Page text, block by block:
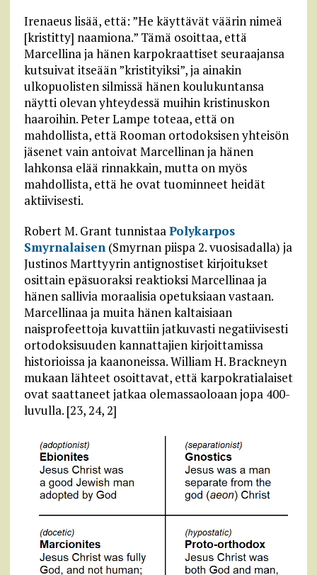
Irenaeus lisää, että: ”He käyttävät väärin nimeä
[kristitty] naamiona.” Tämä osoittaa, että
Marcellina ja hänen karpokraattiset seuraajansa
kutsuivat itseään ”kristityiksi”, ja ainakin
ulkopuolisten silmissä hänen koulukuntansa
näytti olevan yhteydessä muihin kristinuskon
haaroihin. Peter Lampe toteaa, että on
mahdollista, että Rooman ortodoksisen yhteisön
jäsenet vain antoivat Marcellinan ja hänen
lahkonsa elää rinnakkain, mutta on myös
mahdollista, että he ovat tuominneet heidät
aktiivisesti.
Robert M. Grant tunnistaaPolykarpos
Smyrnalaisen(Smyrnan piispa 2. vuosisadalla) ja
Justinos Marttyyrin antignostiset kirjoitukset
osittain epäsuoraksi reaktioksi Marcellinaa ja
hänen sallivia moraalisia opetuksiaan vastaan.
Marcellinaa ja muita hänen kaltaisiaan
naisprofeettoja kuvattiin jatkuvasti negatiivisesti
ortodoksisuuden kannattajien kirjoittamissa
historioissa ja kaanoneissa. William H. Brackneyn
mukaan lähteet osoittavat, että karpokratialaiset
ovat saattaneet jatkaa olemassaoloaan jopa 400-
luvulla. [23, 24, 2]